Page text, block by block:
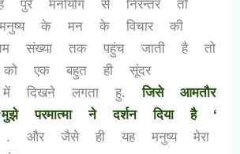
पुरे मनोयोग से निरन्तर तो
के मन के विचार की
संख्या तक पहुंच जाती है तो
एक बहुत ही सूंदर
दिखने लगता हु.जिसे आमतौर
मुझे परमात्मा ने दर्शन दिया है ‘
जैसे ही यह मनुष्य मेरा